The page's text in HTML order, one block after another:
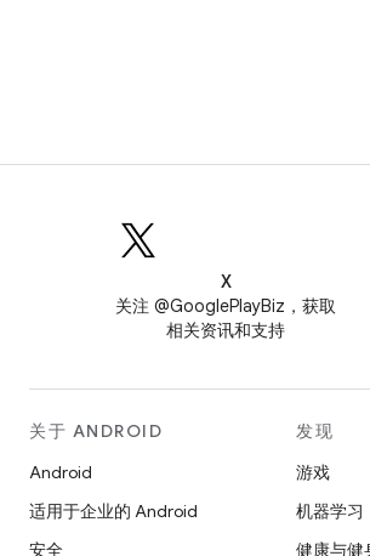
X
关注 @GooglePlayBiz，获取
相关资讯和支持
关于 ANDROID
Android
适用于企业的 Android
安全
发现
游戏
机器学习
健康与健